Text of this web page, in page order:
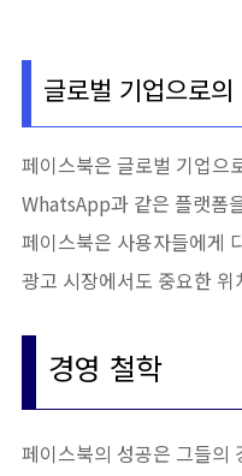
글로벌 기업으로의
페이스북은 글로벌 기업
WhatsApp과 같은 플랫폼
페이스북은 사용자들에게
광고 시장에서도 중요한
경영 철학
페이스북의 성공은 그들의